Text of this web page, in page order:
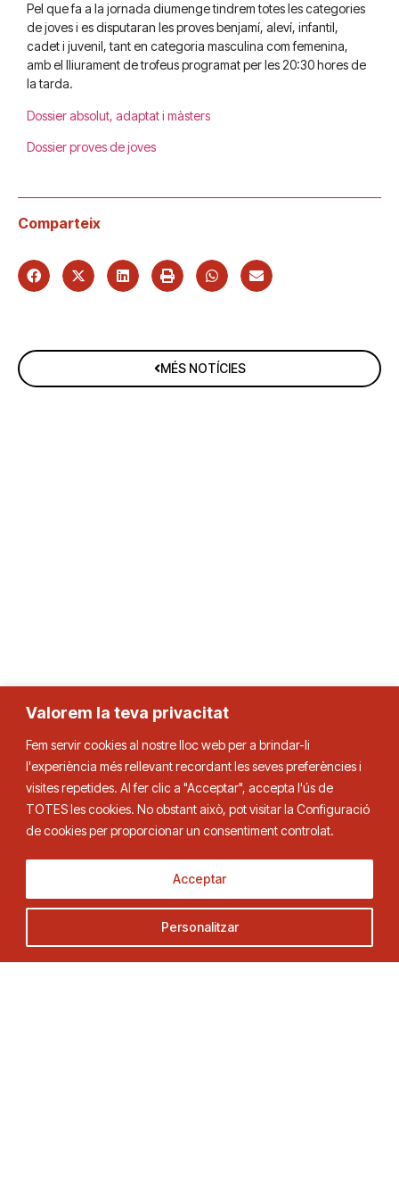
Valorem la teva privacitat
Fem servir cookies al nostre lloc web per a brindar-li
l'experiència més rellevant recordant les seves preferències i
visites repetides. Al fer clic a "Acceptar", accepta l'ús de
TOTES les cookies. No obstant això, pot visitar la Configuració
de cookies per proporcionar un consentiment controlat.
Personalitzar
Acceptar
Pel que fa a la jornada diumenge tindrem totes les categories
de joves i es disputaran les proves benjamí, aleví, infantil,
cadet i juvenil, tant en categoria masculina com femenina,
amb el lliurament de trofeus programat per les 20:30 hores de
la tarda.
Dossier absolut, adaptat i màsters
Dossier proves de joves
Comparteix
MÉS NOTÍCIES
Federació Catalana de Tennis de Taula
08034 Barcelona
Contacte
Tel.93 280 03 00
fctt@fctt.org